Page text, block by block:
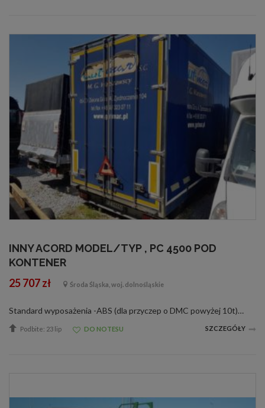
INNY ACORD MODEL/TYP , PC 4500 POD
KONTENER
25 707 zł Środa Śląska, woj. dolnośląskie
Standard wyposażenia -ABS (dla przyczep o DMC powyżej 10t) -Odsuwany dach -AGS -Opończa bez nadruku -ALB -Osie renomowanej firmy -Aluminiowa skrzynia o min szerokości wewnętrznej 2450 mm i wysokości burt 600 mm -Stelaż i opończa -Burty o ...
Podbite: 23 lip DO NOTESU SZCZEGÓŁY